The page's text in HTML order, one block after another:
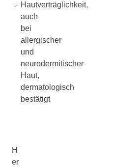
Hautverträglichkeit,
auch
bei
allergischer
und
neurodermitischer
Haut,
dermatologisch
bestätigt
H
er